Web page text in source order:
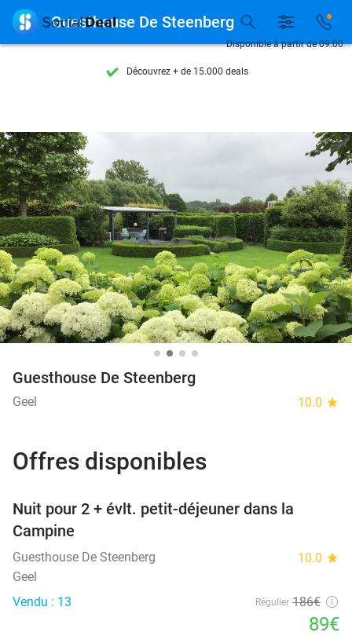
Découvrez + de 15.000 deals
+ de 10 millions de membres
Découvrez + de 15.000 deals
Disponible 7 jours par semaine
+ de 10 millions de membres
Disponible à partir de 09:00
 Guesthouse De Steenberg
Guesthouse De Steenberg
Geel 10.0 star
Offres disponibles
Nuit pour 2 + évlt. petit-déjeuner dans la
Campine
Guesthouse De Steenberg 10.0 star
Geel
Vendu : 13
Régulier 186€
89€